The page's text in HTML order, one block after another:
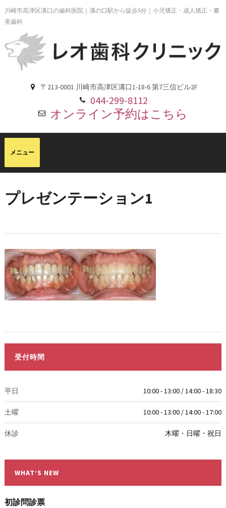
川崎市高津区溝口の歯科医院｜溝の口駅から徒歩5分｜小児矯正・成人矯正・審
美歯科
〒213-0001 川崎市高津区溝口1-18-6 第7三信ビル2F
044-299-8112
オンライン予約はこちら
プレゼンテーション1
受付時間
平日 10:00 - 13:00 / 14:00 - 18:30
土曜 10:00 - 13:00 / 14:00 - 17:00
休診 木曜・日曜・祝日
WHAT’S NEW
初診問診票